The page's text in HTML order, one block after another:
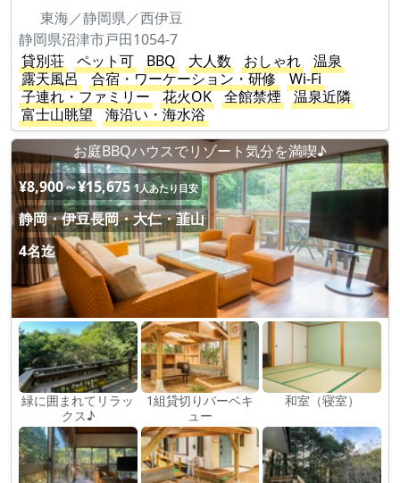
東海／静岡県／西伊豆
静岡県沼津市戸田1054-7
貸別荘
ペット可 BBQ 大人数 おしゃれ
温泉
露天風呂
合宿・ワーケーション・研修
Wi-Fi
子連れ・ファミリー
花火OK 全館禁煙
温泉近隣
富士山眺望
海沿い・海水浴
お庭BBQハウスでリゾート気分を満喫♪
¥8,900～¥15,675 1人あたり目安
静岡・伊豆長岡・大仁・韮山
4名迄
緑に囲まれてリラッ
クス♪
1組貸切りバーベキ
ュー
和室（寝室）